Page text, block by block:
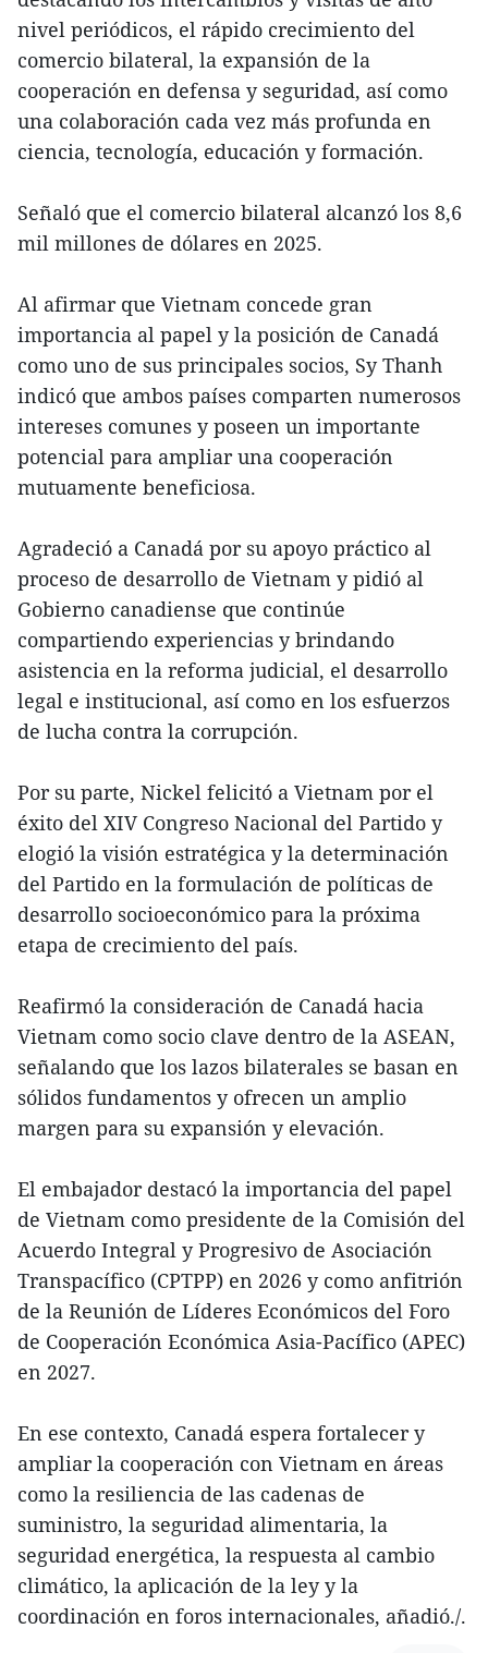
nivel periódicos, el rápido crecimiento del
comercio bilateral, la expansión de la
cooperación en defensa y seguridad, así como
una colaboración cada vez más profunda en
ciencia, tecnología, educación y formación.
Señaló que el comercio bilateral alcanzó los 8,6
mil millones de dólares en 2025.
Al afirmar que Vietnam concede gran
importancia al papel y la posición de Canadá
como uno de sus principales socios, Sy Thanh
indicó que ambos países comparten numerosos
intereses comunes y poseen un importante
potencial para ampliar una cooperación
mutuamente beneficiosa.
Agradeció a Canadá por su apoyo práctico al
proceso de desarrollo de Vietnam y pidió al
Gobierno canadiense que continúe
compartiendo experiencias y brindando
asistencia en la reforma judicial, el desarrollo
legal e institucional, así como en los esfuerzos
de lucha contra la corrupción.
Por su parte, Nickel felicitó a Vietnam por el
éxito del XIV Congreso Nacional del Partido y
elogió la visión estratégica y la determinación
del Partido en la formulación de políticas de
desarrollo socioeconómico para la próxima
etapa de crecimiento del país.
Reafirmó la consideración de Canadá hacia
Vietnam como socio clave dentro de la ASEAN,
señalando que los lazos bilaterales se basan en
sólidos fundamentos y ofrecen un amplio
margen para su expansión y elevación.
El embajador destacó la importancia del papel
de Vietnam como presidente de la Comisión del
Acuerdo Integral y Progresivo de Asociación
Transpacífico (CPTPP) en 2026 y como anfitrión
de la Reunión de Líderes Económicos del Foro
de Cooperación Económica Asia-Pacífico (APEC)
en 2027.
En ese contexto, Canadá espera fortalecer y
ampliar la cooperación con Vietnam en áreas
como la resiliencia de las cadenas de
suministro, la seguridad alimentaria, la
seguridad energética, la respuesta al cambio
climático, la aplicación de la ley y la
coordinación en foros internacionales, añadió./.